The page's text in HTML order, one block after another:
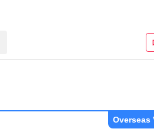
Overseas